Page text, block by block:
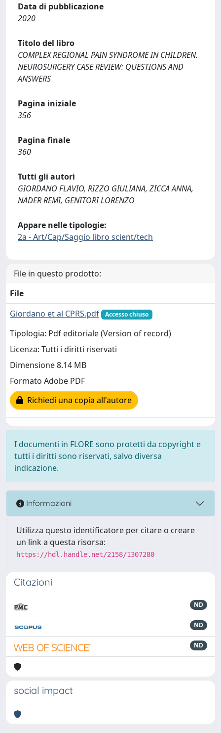
Data di pubblicazione
2020
Titolo del libro
COMPLEX REGIONAL PAIN SYNDROME IN CHILDREN.
NEUROSURGERY CASE REVIEW: QUESTIONS AND
ANSWERS
Pagina iniziale
356
Pagina finale
360
Tutti gli autori
GIORDANO FLAVIO, RIZZO GIULIANA, ZICCA ANNA,
NADER REMI, GENITORI LORENZO
Appare nelle tipologie:
2a - Art/Cap/Saggio libro scient/tech
File in questo prodotto:
File
Giordano et al CPRS.pdf
Accesso chiuso
Tipologia: Pdf editoriale (Version of record)
Licenza: Tutti i diritti riservati
Dimensione 8.14 MB
Formato Adobe PDF
Richiedi una copia all'autore
I documenti in FLORE sono protetti da copyright e
tutti i diritti sono riservati, salvo diversa
indicazione.
Informazioni
Utilizza questo identificatore per citare o creare
un link a questa risorsa:
https://hdl.handle.net/2158/1307280
Citazioni
ND
ND
ND
social impact